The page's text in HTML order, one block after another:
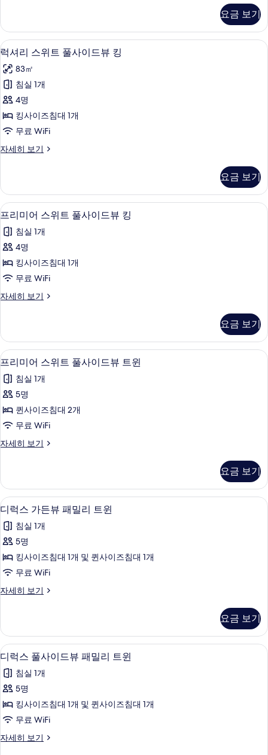
윈
사
진
모
두
보
기
위
트
가
든
뷰
트
자
세
히
보
기
요금 보기
럭
셔
리
스
위
트
풀
사
드
뷰
킹
사
진
모
두
보
8
럭셔리 스위트 풀사이드뷰 킹
83㎡
침실 1개
4명
킹사이즈침대 1개
무료 WiFi
자세히 보기
럭
위
트
풀
이
드
킹
자
히
요금 보기
프
리
미
어
스
위
트
사
이
드
뷰
킹
사
진
모
기
고급 침구, 객실 내 금고, 암막 커튼, 무
5
프리미어 스위트 풀사이드뷰 킹
침실 1개
4명
킹사이즈침대 1개
무료 WiFi
자세히 보기
프
스
위
트
사
이
뷰
킹
세
요금 보기
프
리
미
어
스
위
트
사
이
드
뷰
트
윈
사
진
보
기
고급 침구, 객실 내 금고, 암막 커튼, 무
5
프리미어 스위트 풀사이드뷰 트윈
침실 1개
5명
퀸사이즈침대 2개
무료 WiFi
자세히 보기
프
스
위
트
풀
사
이
뷰
트
자
기
요금 보기
디
럭
스
가
든
뷰
패
리
트
윈
사
진
모
두
보
디럭스 가든뷰 패밀리 트윈 | 고급 침
4
디럭스 가든뷰 패밀리 트윈
침실 1개
5명
킹사이즈침대 1개 및 퀸사이즈침대 1개
무료 WiFi
자세히 보기
디
든
뷰
패
밀
리
트
자
세
보
요금 보기
디
럭
스
풀
사
이
드
디럭스 풀사이드뷰 패밀리 트윈 | 고급
4
디럭스 풀사이드뷰 패밀리 트윈
침실 1개
5명
킹사이즈침대 1개 및 퀸사이즈침대 1개
무료 WiFi
자세히 보기
디